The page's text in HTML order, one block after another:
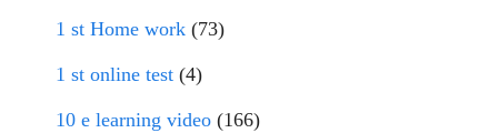
1 st Home work (73)
1 st online test (4)
10 e learning video (166)